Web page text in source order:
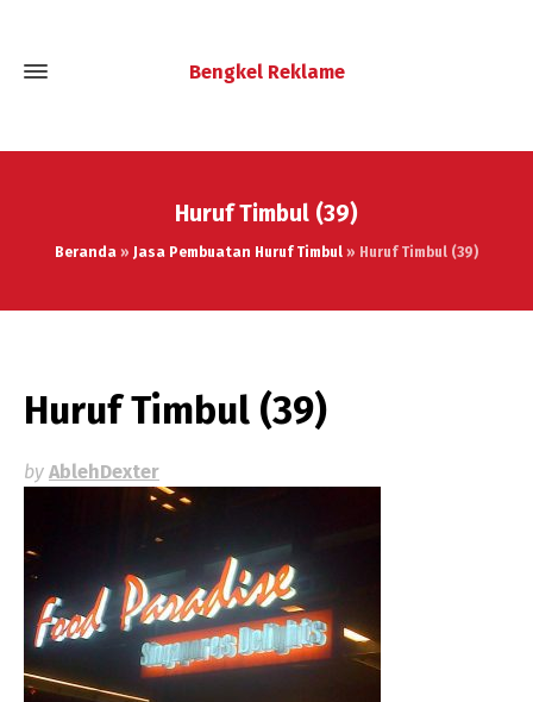
Bengkel Reklame
Huruf Timbul (39)
Beranda » Jasa Pembuatan Huruf Timbul » Huruf Timbul (39)
Huruf Timbul (39)
by AblehDexter